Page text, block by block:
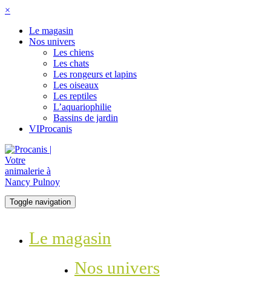
×
Le magasin
Nos univers
Les chiens
Les chats
Les rongeurs et lapins
Les oiseaux
Les reptiles
L’aquariophilie
Bassins de jardin
VIProcanis
Toggle navigation
Le magasin
Nos univers